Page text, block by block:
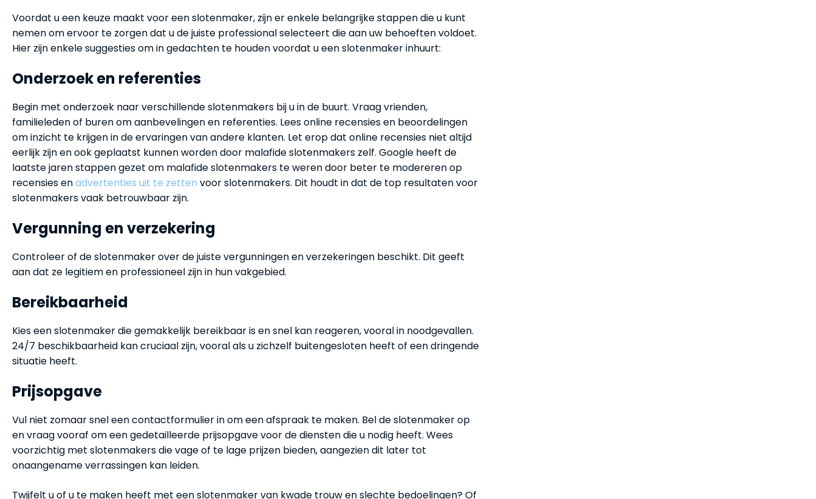
Voordat u een keuze maakt voor een slotenmaker, zijn er enkele belangrijke stappen die u kunt
nemen om ervoor te zorgen dat u de juiste professional selecteert die aan uw behoeften voldoet.
Hier zijn enkele suggesties om in gedachten te houden voordat u een slotenmaker inhuurt:
Onderzoek en referenties
Begin met onderzoek naar verschillende slotenmakers bij u in de buurt. Vraag vrienden,
familieleden of buren om aanbevelingen en referenties. Lees online recensies en beoordelingen
om inzicht te krijgen in de ervaringen van andere klanten. Let erop dat online recensies niet altijd
eerlijk zijn en ook geplaatst kunnen worden door malafide slotenmakers zelf. Google heeft de
laatste jaren stappen gezet om malafide slotenmakers te weren door beter te modereren op
recensies enadvertenties uit te zetten voor slotenmakers. Dit houdt in dat de top resultaten voor
slotenmakers vaak betrouwbaar zijn.
Vergunning en verzekering
Controleer of de slotenmaker over de juiste vergunningen en verzekeringen beschikt. Dit geeft
aan dat ze legitiem en professioneel zijn in hun vakgebied.
Bereikbaarheid
Kies een slotenmaker die gemakkelijk bereikbaar is en snel kan reageren, vooral in noodgevallen.
24/7 beschikbaarheid kan cruciaal zijn, vooral als u zichzelf buitengesloten heeft of een dringende
situatie heeft.
Prijsopgave
Vul niet zomaar snel een contactformulier in om een afspraak te maken. Bel de slotenmaker op
en vraag vooraf om een gedetailleerde prijsopgave voor de diensten die u nodig heeft. Wees
voorzichtig met slotenmakers die vage of te lage prijzen bieden, aangezien dit later tot
onaangename verrassingen kan leiden.
Twijfelt u of u te maken heeft met een slotenmaker van kwade trouw en slechte bedoelingen? Of